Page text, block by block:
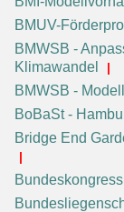
BMUV-
BMWSB -
Klimawandel
BMWSB -
BoBaSt -
Bridge End